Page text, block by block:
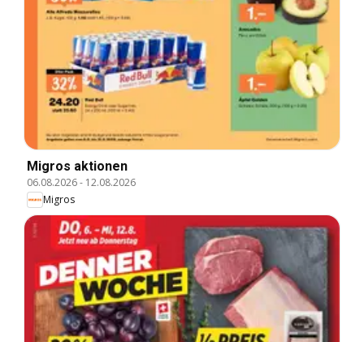
Migros aktionen
06.08.2026- 12.08.2026
Migros